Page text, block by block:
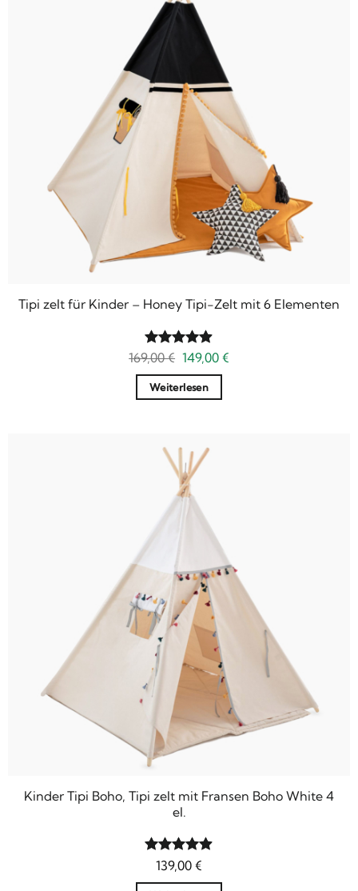
Tipi zelt für Kinder – Honey Tipi-Zelt mit 6 Elementen
Bewertet
von 5
169,00€ Ursprünglicher
war:
169,00 €
149,00 €Aktueller
Weiterlesen
Kinder Tipi Boho, Tipi zelt mit Fransen Boho White 4
el.
Bewertet
139,00 €